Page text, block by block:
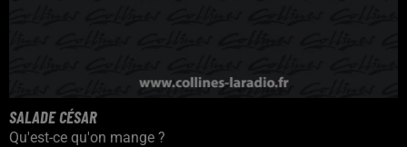
SALADE CÉSAR
Qu'est-ce qu'on mange ?